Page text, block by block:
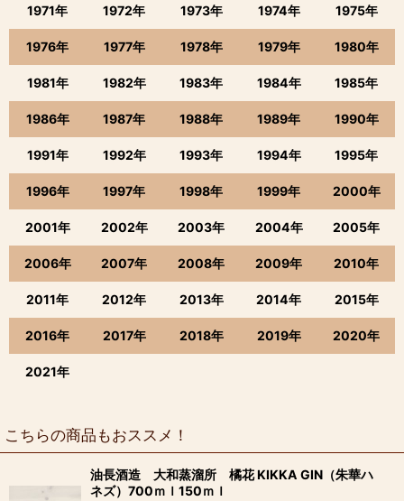
1971年 1972年 1973年 1974年 1975年
1976年 1977年 1978年 1979年 1980年
1981年 1982年 1983年 1984年 1985年
1986年 1987年 1988年 1989年 1990年
1991年 1992年 1993年 1994年 1995年
1996年 1997年 1998年 1999年 2000年
2001年 2002年 2003年 2004年 2005年
2006年 2007年 2008年 2009年 2010年
2011年 2012年 2013年 2014年 2015年
2016年 2017年 2018年 2019年 2020年
2021年
こちらの商品もおススメ！
油長酒造 大和蒸溜所 橘花 KIKKA GIN（朱華ハ
ネズ）700ｍｌ150ｍｌ